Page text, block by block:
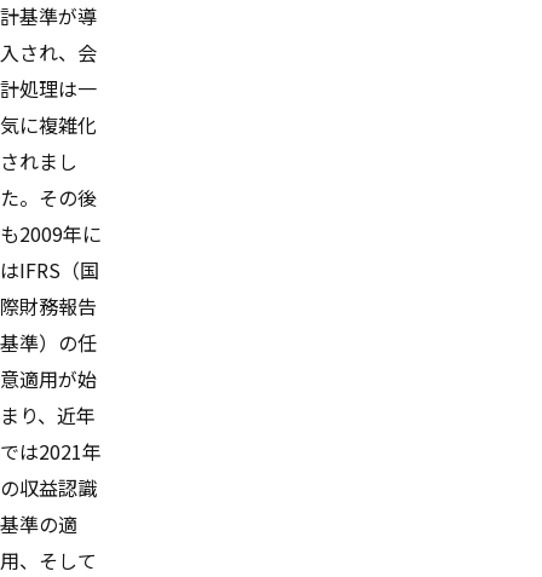
計基準が導
入され、会
計処理は一
気に複雑化
されまし
た。その後
も2009年に
はIFRS（国
際財務報告
基準）の任
意適用が始
まり、近年
では2021年
の収益認識
基準の適
用、そして